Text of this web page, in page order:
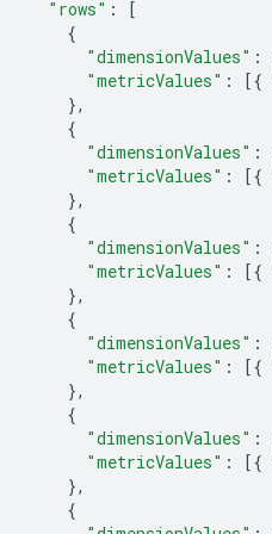
"rows" :
[
{
"dimensionValues" :
"metricValues" : [{
},
{
"dimensionValues" :
"metricValues" : [{
},
{
"dimensionValues" :
"metricValues" : [{
},
{
"dimensionValues" :
"metricValues" : [{
},
{
"dimensionValues" :
"metricValues" : [{
},
{